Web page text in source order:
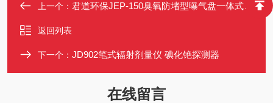
上一个： 君道环保JEP-150臭氧防堵型曝气盘一体式拱形刚玉微孔曝气器
返回列表
下一个： JD902笔式辐射剂量仪 碘化铯探测器
在线留言